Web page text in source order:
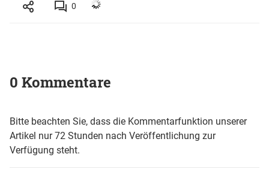
0
0 Kommentare
Bitte beachten Sie, dass die Kommentarfunktion unserer
Artikel nur 72 Stunden nach Veröffentlichung zur
Verfügung steht.